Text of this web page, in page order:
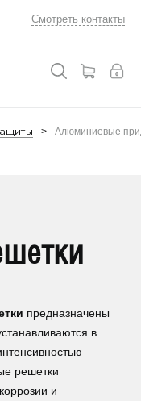
Смотреть контакты
Алюминиевые
предназначены
в
решетки
и